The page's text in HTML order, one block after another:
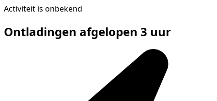
Activiteit is onbekend
Ontladingen afgelopen 3 uur